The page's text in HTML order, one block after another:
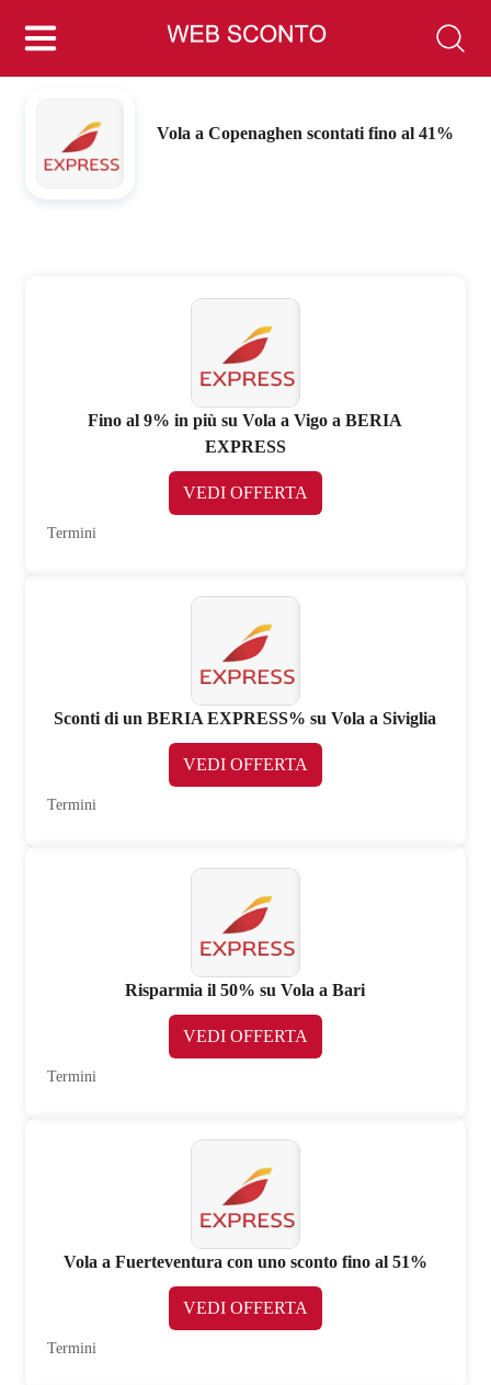
Vola a Copenaghen scontati fino al 41%
Fino al 9% in più su Vola a Vigo a BERIA
EXPRESS
VEDI OFFERTA
Termini
Sconti di un BERIA EXPRESS% su Vola a Siviglia
VEDI OFFERTA
Termini
Risparmia il 50% su Vola a Bari
VEDI OFFERTA
Termini
Vola a Fuerteventura con uno sconto fino al 51%
VEDI OFFERTA
Termini